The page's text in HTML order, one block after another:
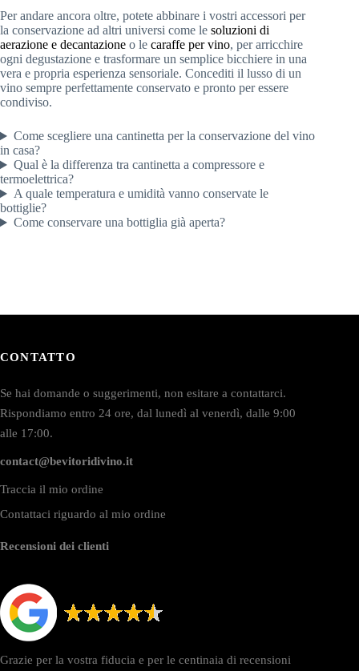
Per andare ancora oltre, potete abbinare i vostri accessori per
la conservazione ad altri universi come le soluzioni di
aerazione e decantazione o le caraffe per vino, per arricchire
ogni degustazione e trasformare un semplice bicchiere in una
vera e propria esperienza sensoriale. Concediti il lusso di un
vino sempre perfettamente conservato e pronto per essere
condiviso.
Come scegliere una cantinetta per la conservazione del vino
in casa?
Qual è la differenza tra cantinetta a compressore e
termoelettrica?
A quale temperatura e umidità vanno conservate le
bottiglie?
Come conservare una bottiglia già aperta?
CONTATTO
Se hai domande o suggerimenti, non esitare a contattarci.
Rispondiamo entro 24 ore, dal lunedì al venerdì, dalle 9:00
alle 17:00.
contact@bevitoridivino.it
Traccia il mio ordine
Contattaci riguardo al mio ordine
Recensioni dei clienti
Grazie per la vostra fiducia e per le centinaia di recensioni